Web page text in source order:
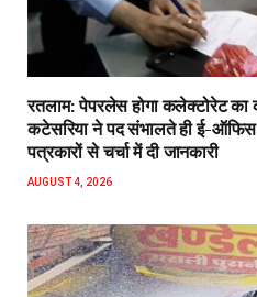
रतलाम: पेपरलेस होगा कलेक्टोरेट
कटेसरिया ने पद संभालते ही ई-
पत्रकारों से चर्चा में दी जानकारी
AUGUST 4, 2026